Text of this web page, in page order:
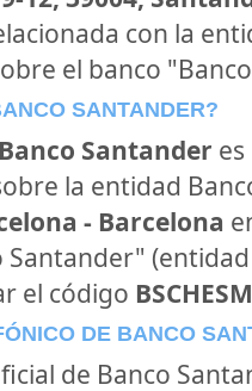
con la
el banco
SANTANDER?
Banco Santander es
la entidad
- Barcelona
el código
DE BANCO
de Banco